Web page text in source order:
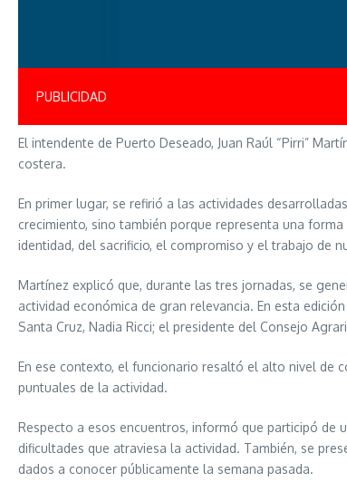
PUBLICIDAD
El intendente de Puerto Deseado, Juan Raúl “Pirri”
costera.
En primer lugar, se refirió a las actividades
crecimiento, sino también porque representa una
identidad, del sacrificio, el compromiso y el trabajo de
Martínez explicó que, durante las tres jornadas, se
actividad económica de gran relevancia. En esta
Santa Cruz, Nadia Ricci; el presidente del Consejo
En ese contexto, el funcionario resaltó el alto nivel de
puntuales de la actividad.
Respecto a esos encuentros, informó que participó de
dificultades que atraviesa la actividad. También, se
dados a conocer públicamente la semana pasada.